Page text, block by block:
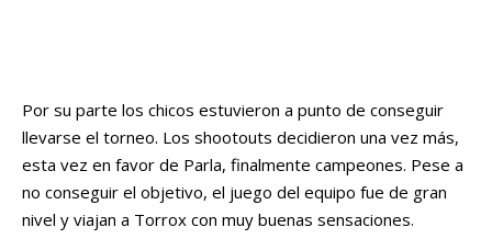
Por su parte los chicos estuvieron a punto de conseguir
llevarse el torneo. Los shootouts decidieron una vez más,
esta vez en favor de Parla, finalmente campeones. Pese a
no conseguir el objetivo, el juego del equipo fue de gran
nivel y viajan a Torrox con muy buenas sensaciones.